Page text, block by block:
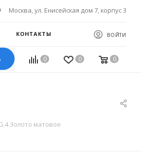
Москва, ул. Енисейская дом 7, корпус 3
КОНТАКТЫ ВОЙТИ
0 0 0
Золото матовое